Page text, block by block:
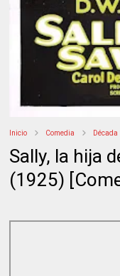
Inicio Comedia
Sally, la hija
(1925)